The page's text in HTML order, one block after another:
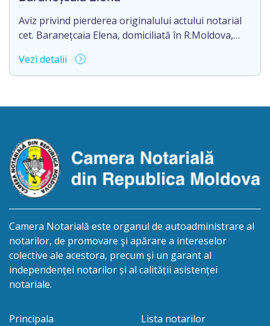
Aviz privind pierderea originalului actului notarial
cet. Baranețcaia Elena, domiciliată în R.Moldova,
pierderea originalului actului notarial: contract de
vînzare-cumpărare nr.9324 din 11.08.2017
Vezi detalii
Camera Notarială este organul de autoadministrare al
notarilor, de promovare şi apărare a intereselor
colective ale acestora, precum şi un garant al
independenței notarilor și al calității asistenței
notariale.
Principala
Lista notarilor